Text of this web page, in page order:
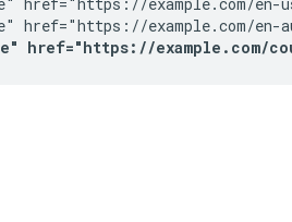
href="https://example.com/